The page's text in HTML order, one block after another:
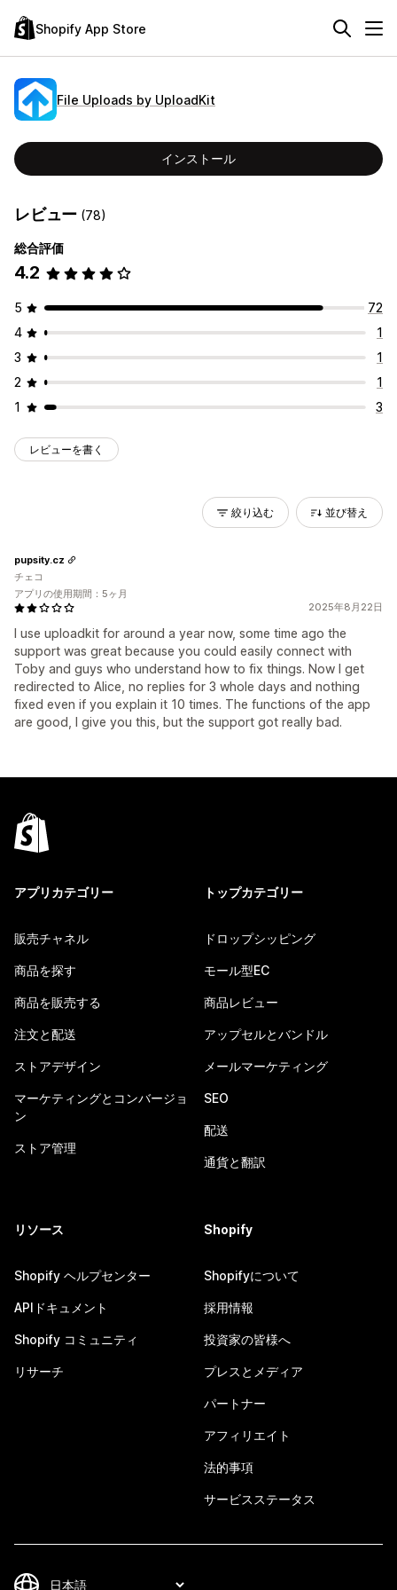
Shopify App Store
File Uploads by UploadKit
インストール
レビュー (78)
総合評価
4.2
5
72
4
1
3
1
2
1
1
3
レビューを書く
絞り込む 並び替え
2025年8月22日
I use uploadkit for around a year now, some time ago the
support was great because you could easily connect with
Toby and guys who understand how to fix things. Now I get
redirected to Alice, no replies for 3 whole days and nothing
fixed even if you explain it 10 times. The functions of the app
are good, I give you this, but the support got really bad.
pupsity.cz
チェコ
アプリの使用期間：5ヶ月
アプリカテゴリー
販売チャネル
商品を探す
商品を販売する
注文と配送
ストアデザイン
マーケティングとコンバージョ
ン
ストア管理
トップカテゴリー
ドロップシッピング
モール型EC
商品レビュー
アップセルとバンドル
メールマーケティング
SEO
配送
通貨と翻訳
リソース
Shopify ヘルプセンター
APIドキュメント
Shopify コミュニティ
リサーチ
Shopify
Shopifyについて
採用情報
投資家の皆様へ
プレスとメディア
パートナー
アフィリエイト
法的事項
サービスステータス